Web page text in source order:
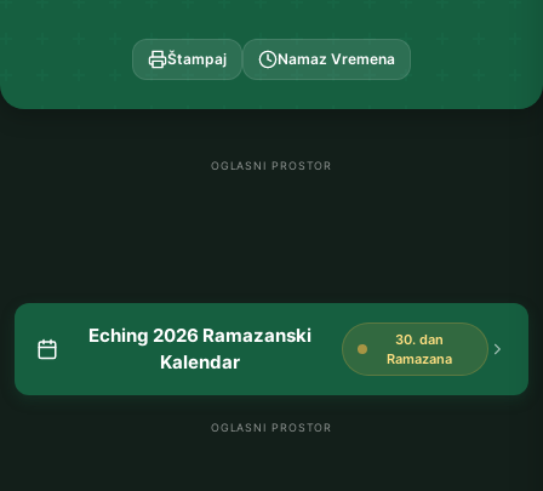
Štampaj Namaz Vremena
OGLASNI PROSTOR
Eching 2026 Ramazanski
Kalendar
30. dan
Ramazana
OGLASNI PROSTOR